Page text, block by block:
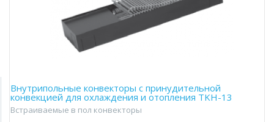
Внутрипольные конвекторы с принудительной
конвекцией для охлаждения и отопления TKH-13
Встраиваемые в пол конвекторы